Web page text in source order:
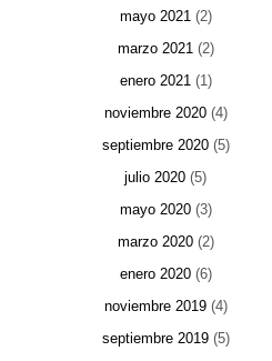
mayo 2021(2)
marzo 2021(2)
enero 2021(1)
noviembre 2020(4)
septiembre 2020(5)
julio 2020 (5)
mayo 2020(3)
marzo 2020(2)
enero 2020(6)
noviembre 2019(4)
septiembre 2019(5)